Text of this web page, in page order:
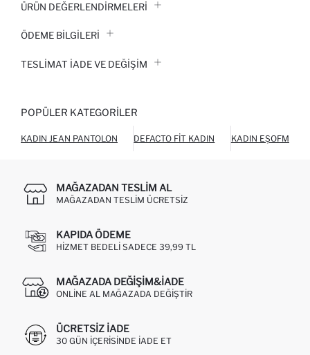
ÜRÜN DEĞERLENDİRMELERİ
ÖDEME BİLGİLERİ
TESLIMAT İADE VE DEĞIŞIM
POPÜLER KATEGORILER
KADIN JEAN PANTOLON DEFACTO FIT KADIN KADIN EŞOFMAN
MAĞAZADAN TESLIM AL
MAĞAZADAN TESLIM ÜCRETSIZ
KAPIDA ÖDEME
HIZMET BEDELI SADECE 39,99 TL
MAĞAZADA DEĞIŞIM&İADE
ONLINE AL MAĞAZADA DEĞIŞTIR
ÜCRETSIZ IADE
30 GÜN IÇERISINDE IADE ET